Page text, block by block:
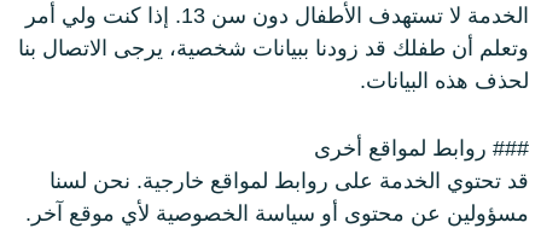
الخدمة لا تستهدف الأطفال دون سن 13. إذا كنت ولي أمر
وتعلم أن طفلك قد زودنا ببيانات شخصية، يرجى الاتصال بنا
لحذف هذه البيانات.
### روابط لمواقع أخرى
قد تحتوي الخدمة على روابط لمواقع خارجية. نحن لسنا
مسؤولين عن محتوى أو سياسة الخصوصية لأي موقع آخر.